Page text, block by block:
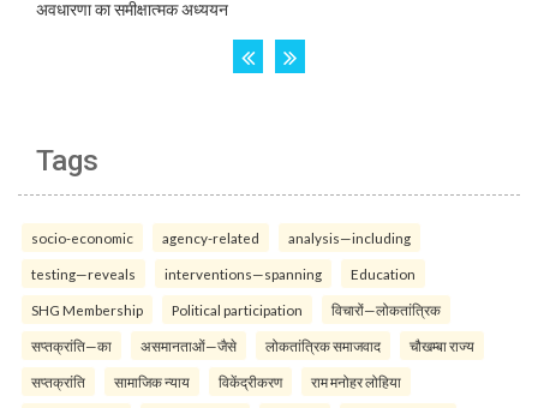
Tags
socio-economic agency-related analysis—including
testing—reveals interventions—spanning Education
SHG Membership Political participation विचारों—लोकतांत्रिक
सप्तक्रांति—का असमानताओं—जैसे लोकतांत्रिक समाजवाद चौखम्बा राज्य
सप्तक्रांति सामाजिक न्याय विकेंद्रीकरण राम मनोहर लोहिया